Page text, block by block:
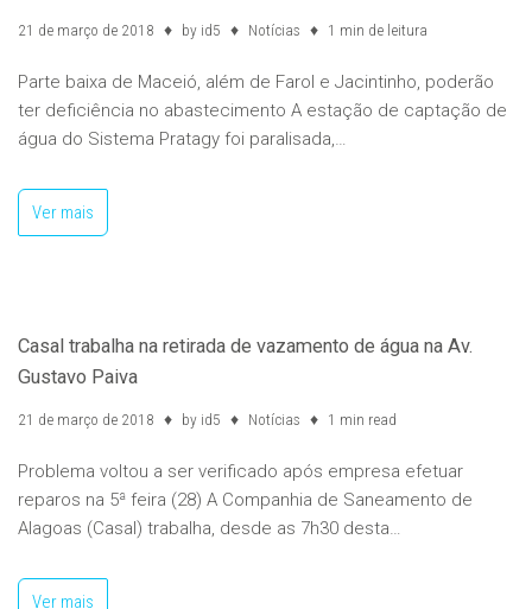
21 de março de 2018 by id5 Notícias 1 min de leitura
Parte baixa de Maceió, além de Farol e Jacintinho, poderão
ter deficiência no abastecimento A estação de captação de
água do Sistema Pratagy foi paralisada,…
Ver mais
Casal trabalha na retirada de vazamento de água na Av.
Gustavo Paiva
21 de março de 2018 by id5 Notícias 1 min read
Problema voltou a ser verificado após empresa efetuar
reparos na 5ª feira (28) A Companhia de Saneamento de
Alagoas (Casal) trabalha, desde as 7h30 desta…
Ver mais